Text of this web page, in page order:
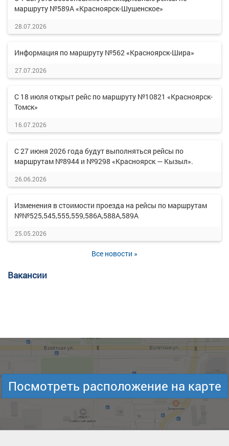
маршруту №589А «Красноярск-Шушенское»
28.07.2026
Информация по маршруту №562 «Красноярск-Шира»
27.07.2026
С 18 июля открыт рейс по маршруту №10821 «Красноярск-
Томск»
16.07.2026
С 27 июня 2026 года будут выполняться рейсы по
маршрутам №8944 и №9298 «Красноярск — Кызыл».
26.06.2026
Изменения в стоимости проезда на рейсы по маршрутам
№№525,545,555,559,586А,588А,589А
25.05.2026
Все новости »
Вакансии
Посмотреть расположение на карте